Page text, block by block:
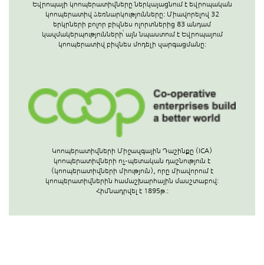
Եվրոպայի կոոպերատիվները ներկայացնում է եվրոպական
կոոպերատիվ ձեռնարկությունները: Միավորելով 32
երկրների բոլոր բիզնես ոլորտներից 83 անդամ
կազմակերպությունների՝ այն նպաստում է Եվրոպայում
կոոպերատիվ բիզնես մոդելի զարգացմանը:
Կոոպերատիվների Միջազգային Դաշինքը (ICA)
կոոպերատիվների ոչ-պետական դաշնություն է
(կոոպերատիվների միություն), որը միավորում է
կոոպերատիվներին համաշխարհային մասշտաբով:
Հիմնադրվել է 1895թ.: